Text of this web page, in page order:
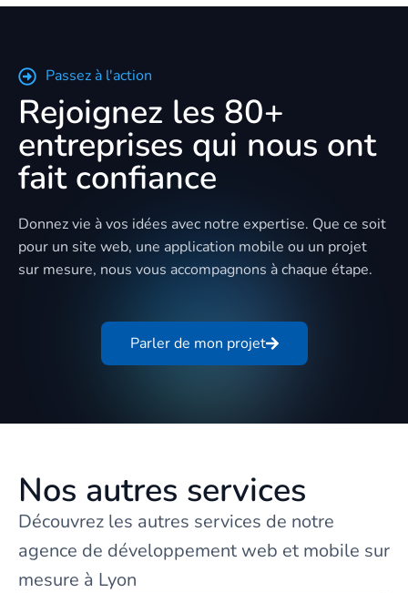
Passez à l'action
Rejoignez les 80+
entreprises qui nous ont
fait confiance
Donnez vie à vos idées avec notre expertise. Que ce soit
pour un site web, une application mobile ou un projet
sur mesure, nous vous accompagnons à chaque étape.
Parler de mon projet
Nos autres services
Découvrez les autres services de notre
agence de développement web et mobile sur
mesure à Lyon